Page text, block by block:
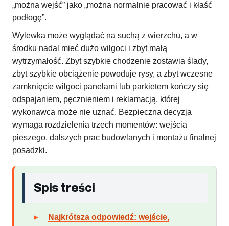
„można wejść” jako „można normalnie pracować i kłaść
podłogę”.
Wylewka może wyglądać na suchą z wierzchu, a w
środku nadal mieć dużo wilgoci i zbyt małą
wytrzymałość. Zbyt szybkie chodzenie zostawia ślady,
zbyt szybkie obciążenie powoduje rysy, a zbyt wczesne
zamknięcie wilgoci panelami lub parkietem kończy się
odspajaniem, pęcznieniem i reklamacją, której
wykonawca może nie uznać. Bezpieczna decyzja
wymaga rozdzielenia trzech momentów: wejścia
pieszego, dalszych prac budowlanych i montażu finalnej
posadzki.
Spis treści
Najkrótsza odpowiedź: wejście,